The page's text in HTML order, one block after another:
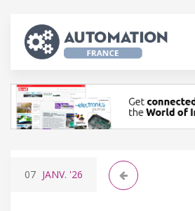
07 JANV. '26